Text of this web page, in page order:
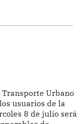
Urbano
usuarios de la
8 de julio será